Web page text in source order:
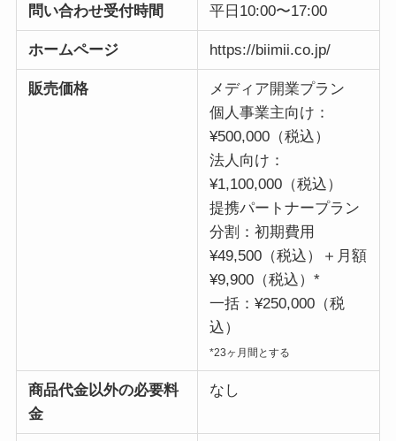
問い合わせ受付時間 平日10:00〜17:00
ホームページ https://biimii.co.jp/
販売価格
メディア開業プラン
個人事業主向け：
¥500,000（税込）
法人向け：
¥1,100,000（税込）
提携パートナープラン
分割：初期費用
¥49,500（税込）＋月額
¥9,900（税込）*
一括：¥250,000（税
込）
*23ヶ月間とする
商品代金以外の必要料
金
なし